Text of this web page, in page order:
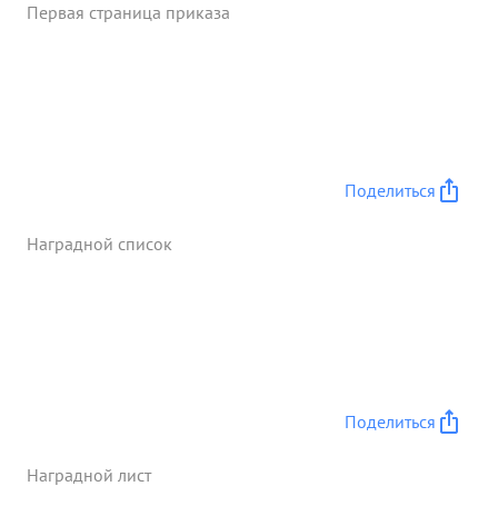
урон в технике и живой силе. Лично гвардии
оборонительные бои с успехом отражая яростные
натиски евосходящих сил противника. За этот
офицеров, 13 танков до 30 автомашин, пушки 7
Первая страница приказа
Поделиться
Наградной список
Поделиться
Наградной лист